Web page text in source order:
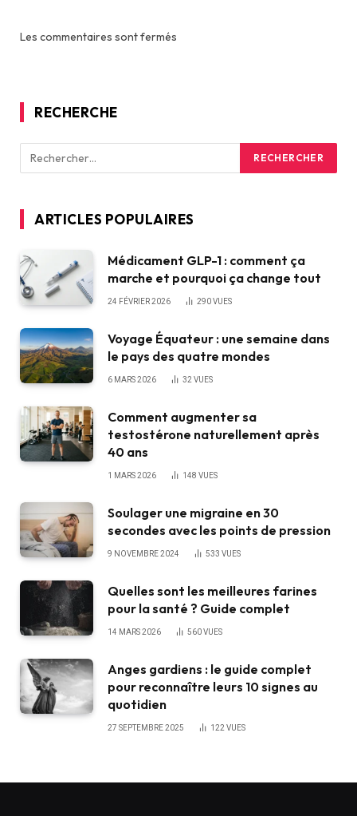
Les commentaires sont fermés
RECHERCHE
ARTICLES POPULAIRES
Médicament GLP-1 : comment ça
marche et pourquoi ça change tout
24 FÉVRIER 2026 290VUES
Voyage Équateur : une semaine dans
le pays des quatre mondes
6 MARS 2026 32 VUES
Comment augmenter sa
testostérone naturellement après
40 ans
1 MARS 2026 148 VUES
Soulager une migraine en 30
secondes avec les points de pression
9 NOVEMBRE 2024 533 VUES
Quelles sont les meilleures farines
pour la santé ? Guide complet
14 MARS 2026 560VUES
Anges gardiens : le guide complet
pour reconnaître leurs 10 signes au
quotidien
27 SEPTEMBRE 2025 122 VUES